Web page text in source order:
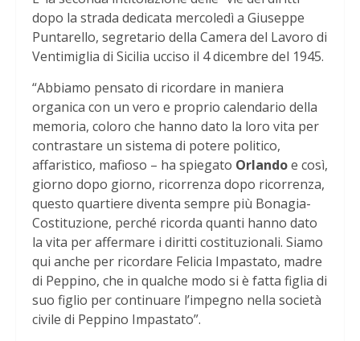
dopo la strada dedicata mercoledì a Giuseppe
Puntarello, segretario della Camera del Lavoro di
Ventimiglia di Sicilia ucciso il 4 dicembre del 1945.
“Abbiamo pensato di ricordare in maniera
organica con un vero e proprio calendario della
memoria, coloro che hanno dato la loro vita per
contrastare un sistema di potere politico,
affaristico, mafioso – ha spiegato Orlandoe così,
giorno dopo giorno, ricorrenza dopo ricorrenza,
questo quartiere diventa sempre più Bonagia-
Costituzione, perché ricorda quanti hanno dato
la vita per affermare i diritti costituzionali. Siamo
qui anche per ricordare Felicia Impastato, madre
di Peppino, che in qualche modo si è fatta figlia di
suo figlio per continuare l’impegno nella società
civile di Peppino Impastato”.